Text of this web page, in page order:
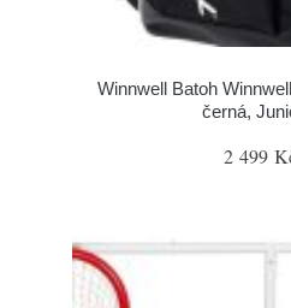
Winnwell Batoh
černá,
2 499